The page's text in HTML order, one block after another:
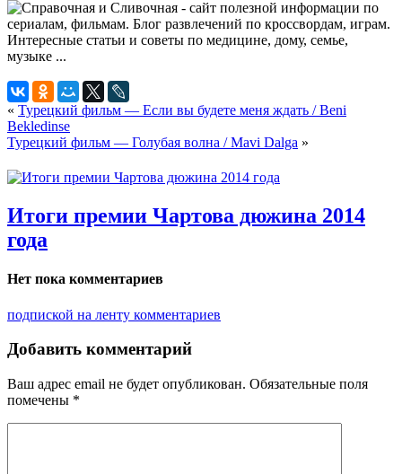
« Турецкий фильм — Если вы будете меня ждать / Beni
Bekledinse
Турецкий фильм — Голубая волна / Mavi Dalga »
Итоги премии Чартова дюжина 2014
года
Нет пока комментариев
подпиской на ленту комментариев
Добавить комментарий
Ваш адрес email не будет опубликован. Обязательные поля
помечены *